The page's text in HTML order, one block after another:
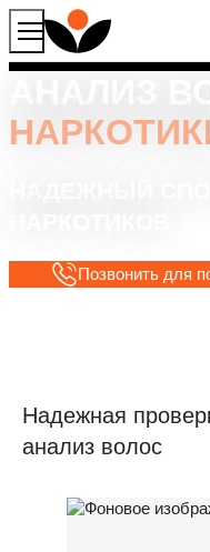
Позвонить для
Надежная
анализ волос
Продолжая работу с сайтом,
мы используем файлы